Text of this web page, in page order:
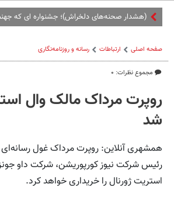
(هشدار صحنه‌های دلخراش)؛ جشنواره ای که
صفحه اصلی ارتباطات رسانه و روزنامه‌نگاری
مجموع نظرات: ۰
روپرت مرداک مالک وال
شد‌
همشهری آنلاین: روپرت مرداک غول رسانه‌ای
رئیس شرکت نیوز کورپوریشن، شرکت داو
استریت ژورنال را خریداری خواهد کرد.